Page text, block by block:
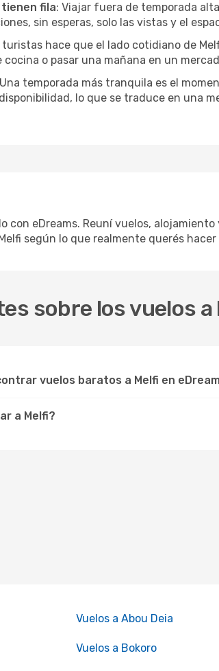
tienen fila: Viajar fuera de temporada
sin esperas, solo las vistas y el
turistas hace que el lado cotidiano de
o pasar una mañana en un
temporada más tranquila es el
lo que se traduce en una
con eDreams. Reuní vuelos,
según lo que realmente querés hacer
sobre los vuelos a
vuelos baratos a Melfi en
a Melfi?
Vuelos a Abou Deia
Vuelos a Bokoro